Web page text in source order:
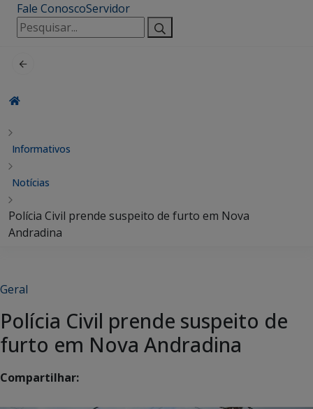
Fale ConoscoServidor
Pesquisar
por:
Informativos
Notícias
Polícia Civil prende suspeito de furto em Nova
Andradina
Geral
Polícia Civil prende suspeito de
furto em Nova Andradina
Compartilhar: